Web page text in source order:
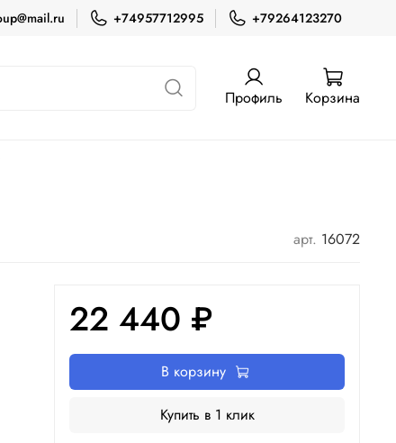
+74957712995 +79264123270
Профиль Корзина
арт. 16072
22 440 ₽
В корзину
Купить в 1 клик